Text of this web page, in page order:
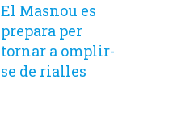
El Masnou es
prepara per
tornar a omplir-
se de rialles